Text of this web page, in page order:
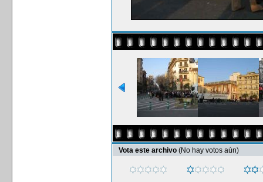
Vota este archivo (No hay votos aún)